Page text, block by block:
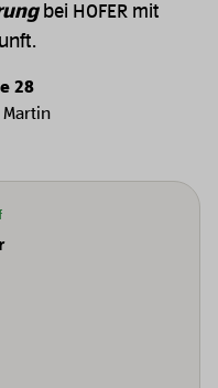
bei HOFER mit
28
Martin